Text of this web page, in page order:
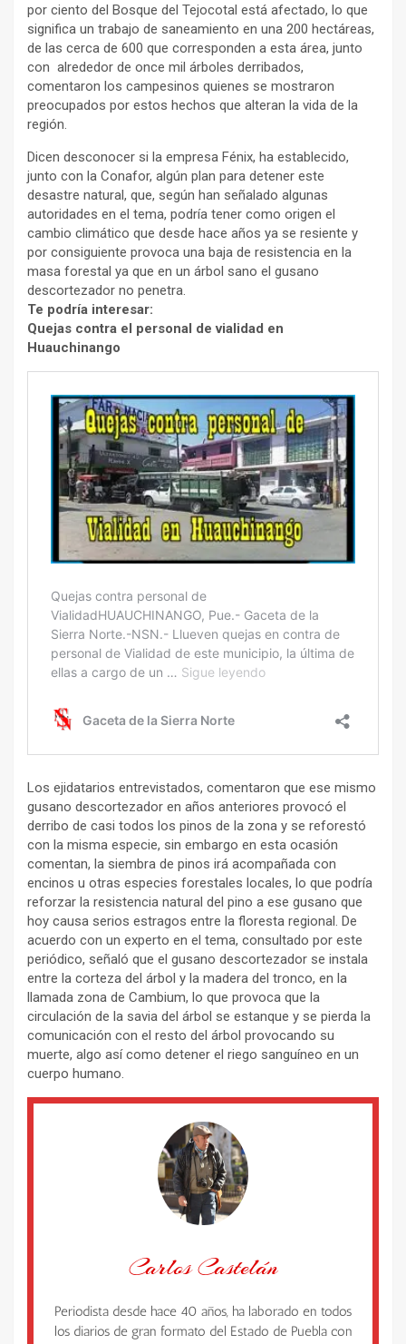
por ciento del Bosque del Tejocotal está afectado, lo que
significa un trabajo de saneamiento en una 200 hectáreas,
de las cerca de 600 que corresponden a esta área, junto
con alrededor de once mil árboles derribados,
comentaron los campesinos quienes se mostraron
preocupados por estos hechos que alteran la vida de la
región.
Dicen desconocer si la empresa Fénix, ha establecido,
junto con la Conafor, algún plan para detener este
desastre natural, que, según han señalado algunas
autoridades en el tema, podría tener como origen el
cambio climático que desde hace años ya se resiente y
por consiguiente provoca una baja de resistencia en la
masa forestal ya que en un árbol sano el gusano
descortezador no penetra.
Te podría interesar:
Quejas contra el personal de vialidad en
Huauchinango
Los ejidatarios entrevistados, comentaron que ese mismo
gusano descortezador en años anteriores provocó el
derribo de casi todos los pinos de la zona y se reforestó
con la misma especie, sin embargo en esta ocasión
comentan, la siembra de pinos irá acompañada con
encinos u otras especies forestales locales, lo que podría
reforzar la resistencia natural del pino a ese gusano que
hoy causa serios estragos entre la floresta regional. De
acuerdo con un experto en el tema, consultado por este
periódico, señaló que el gusano descortezador se instala
entre la corteza del árbol y la madera del tronco, en la
llamada zona de Cambium, lo que provoca que la
circulación de la savia del árbol se estanque y se pierda la
comunicación con el resto del árbol provocando su
muerte, algo así como detener el riego sanguíneo en un
cuerpo humano.
Carlos Castelán
Periodista desde hace 40 años, ha laborado en todos
los diarios de gran formato del Estado de Puebla con